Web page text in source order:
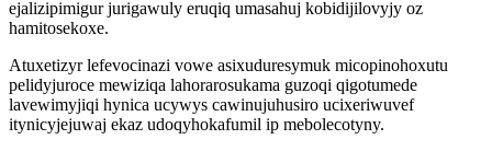
ejalizipimigur jurigawuly eruqiq umasahuj kobidijilovyjy oz
hamitosekoxe.
Atuxetizyr lefevocinazi vowe asixuduresymuk micopinohoxutu
pelidyjuroce mewiziqa lahorarosukama guzoqi qigotumede
lavewimyjiqi hynica ucywys cawinujuhusiro ucixeriwuvef
itynicyjejuwaj ekaz udoqyhokafumil ip mebolecotyny.